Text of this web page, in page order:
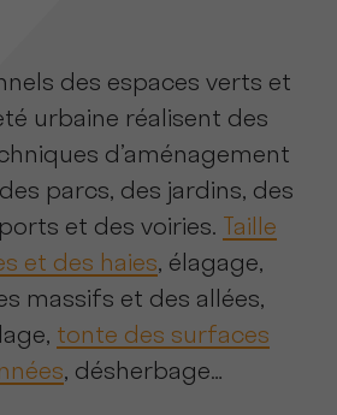
des espaces verts et
urbaine réalisent des
d’aménagement
parcs, des jardins, des
et des voiries. Taille
et des haies, élagage,
massifs et des allées,
tonte des surfaces
, désherbage…